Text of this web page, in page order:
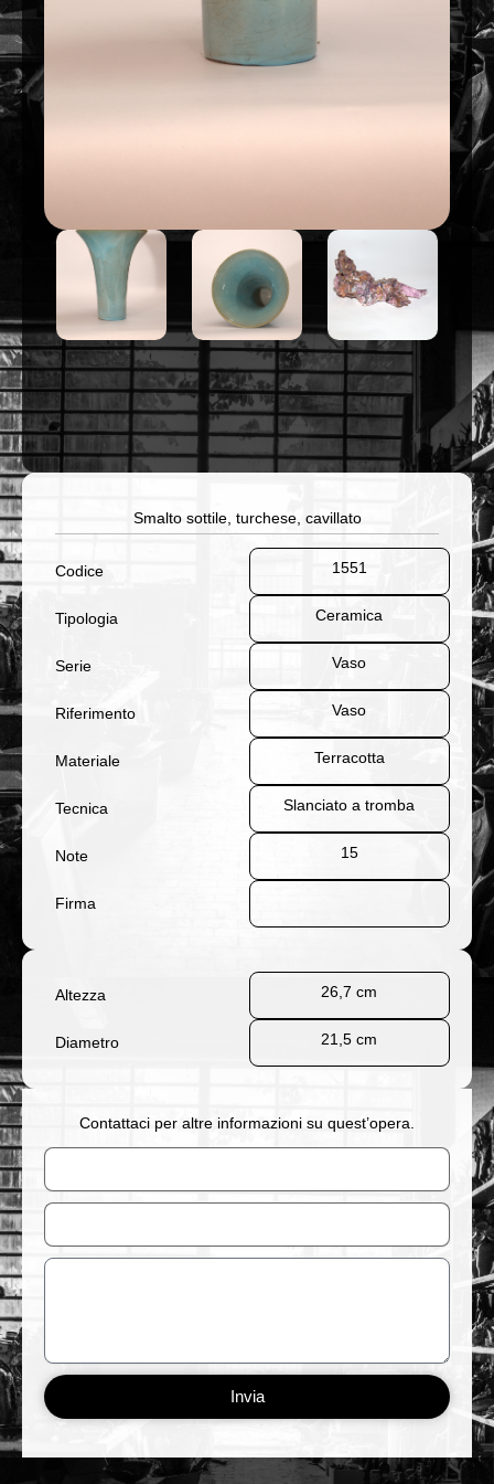
Smalto sottile, turchese, cavillato
Codice 1551
Tipologia Ceramica
Serie Vaso
Riferimento Vaso
Materiale Terracotta
Tecnica Slanciato a tromba
Note 15
Firma
Altezza 26,7 cm
Diametro 21,5 cm
Contattaci per altre informazioni su quest’opera.
Nome
Email
Messaggio
Invia